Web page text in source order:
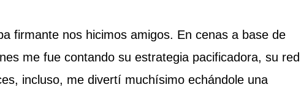
firmante nos hicimos amigos. En cenas a base de
me fue contando su estrategia pacificadora, su red
incluso, me divertí muchísimo echándole una